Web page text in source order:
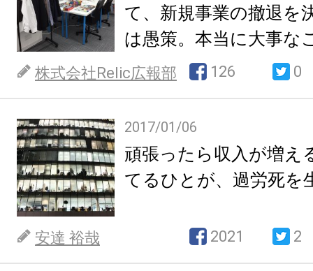
て、新規事業の撤退を
は愚策。本当に大事な
株式会社Relic広報部 126 0
2017/01/06
頑張ったら収入が増え
てるひとが、過労死を
安達 裕哉 2021 2